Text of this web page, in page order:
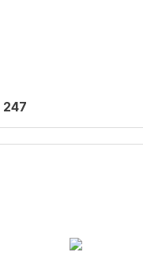
247